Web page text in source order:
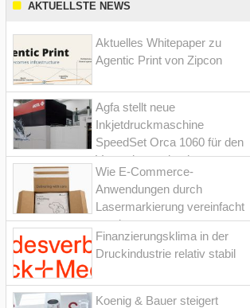
AKTUELLSTE NEWS
Aktuelles Whitepaper zu
Agentic Print von Zipcon
Agfa stellt neue
Inkjetdruckmaschine
SpeedSet Orca 1060 für den
Verpackungsdruck vor
Wie E-Commerce-
Anwendungen durch
Lasermarkierung vereinfacht
werden
Finanzierungsklima in der
Druckindustrie relativ stabil
Koenig & Bauer steigert